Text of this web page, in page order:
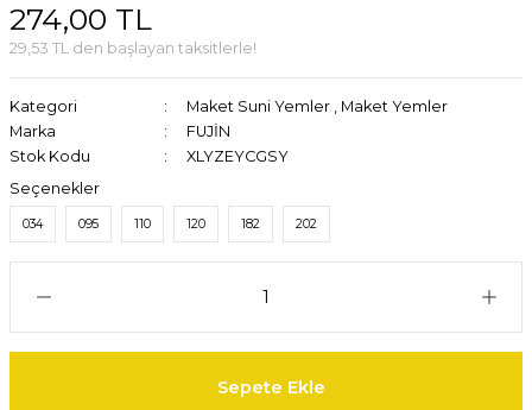
274,00 TL
29,53 TL den başlayan taksitlerle!
Kategori Maket Suni Yemler , Maket Yemler
Marka
FUJİN
Stok Kodu
XLYZEYCGSY
Seçenekler
034 095 110 120 182 202
Sepete Ekle